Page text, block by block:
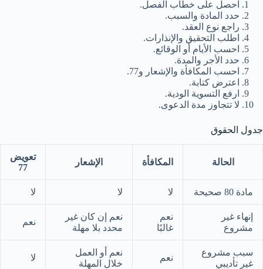
احصل على خطاب الفصل.
حدد المادة والسبب.
راجع نوع العقد.
اطلب التحقيق والإنذارات.
احسب الأيام أو الوقائع.
حدد الأجر والمدة.
احسب المكافأة والإشعار و77.
اعترض كتابة.
ارفع التسوية الودية.
لا تتجاوز مدة الدعوى.
جدول الحقوق
الحالة المكافأة الإشعار
تعويض
77
مادة 80 صحيحة لا لا لا
إنهاء غير
مشروع
نعم
غالبًا
نعم إن كان غير
محدد بلا مهلة
نعم
سبب مشروع
غير تأديبي
نعم
نعم أو العمل
خلال المهلة
لا